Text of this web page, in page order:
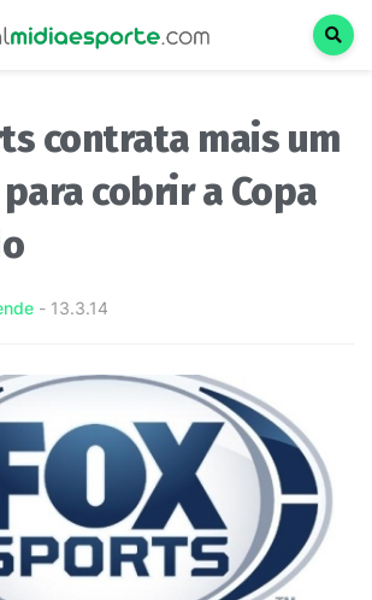
contrata mais um
cobrir a Copa
- 13.3.14